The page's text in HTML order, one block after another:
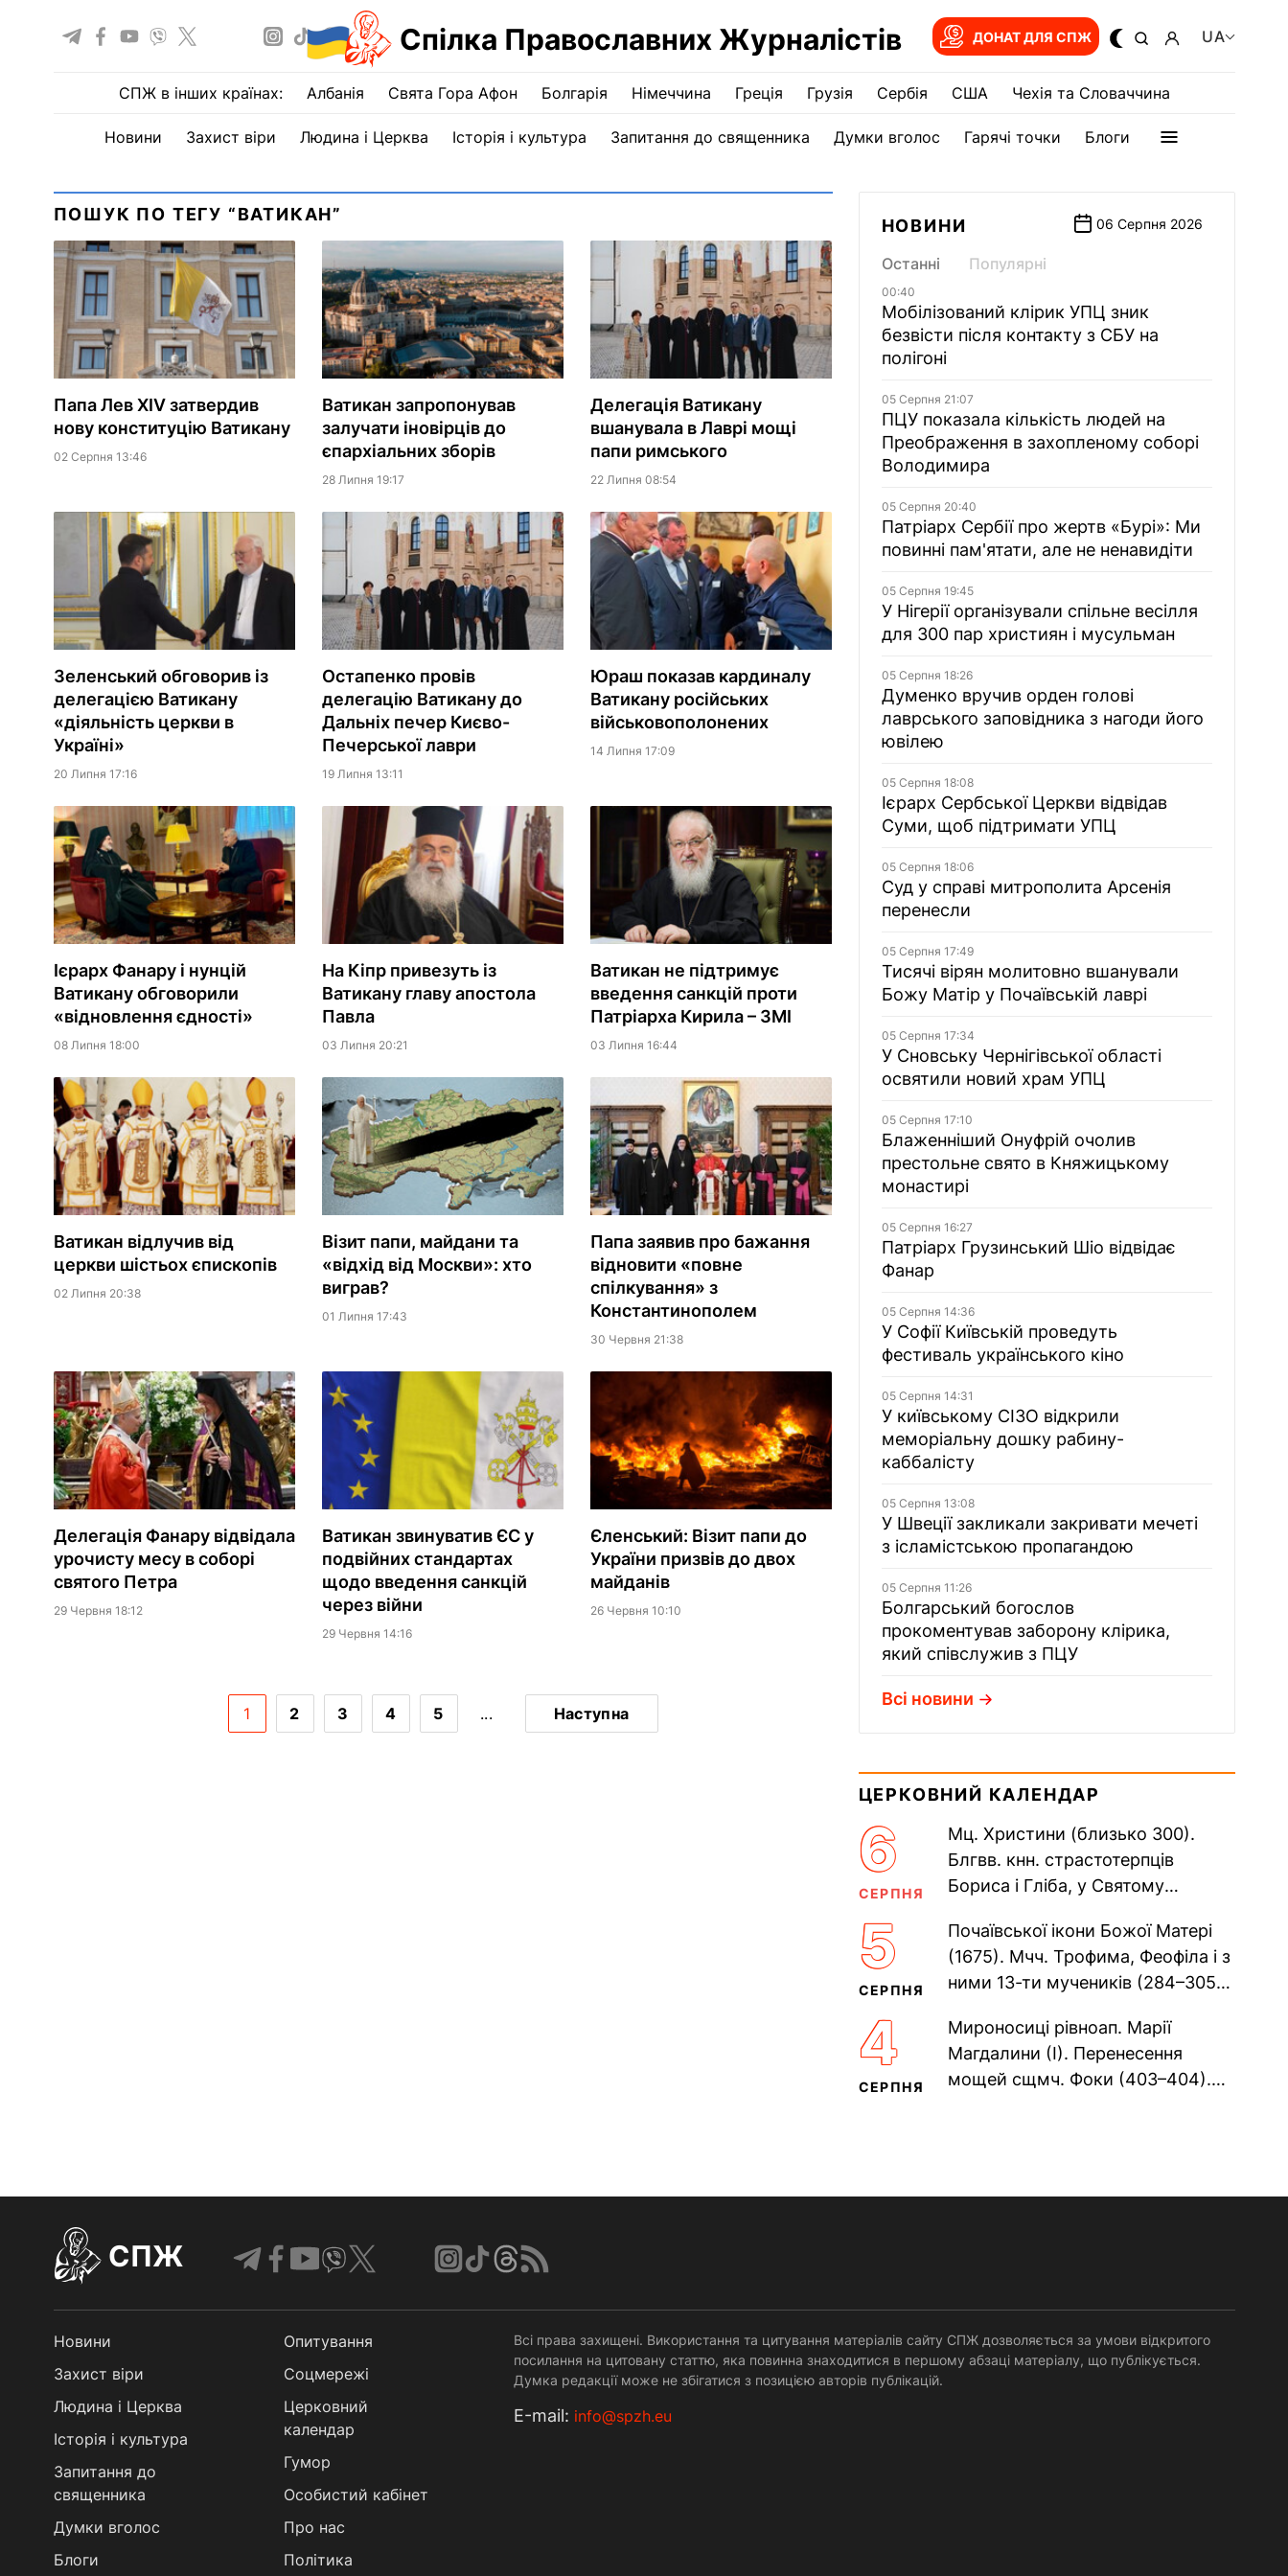
Спілка Православних Журналістів ДОНАТ ДЛЯ СПЖ UA
СПЖ в інших країнах: Албанія Свята Гора Афон Болгарія Німеччина Греція Грузія Сербія США Чехія та Словаччина
Новини Захист віри Людина і Церква Історія і культура Запитання до священника Думки вголос Гарячі точки Блоги
ПОШУК ПО ТЕГУ “ВАТИКАН”
Папа Лев XIV затвердив
нову конституцію Ватикану
02 Серпня 13:46
Ватикан запропонував
залучати іновірців до
єпархіальних зборів
28 Липня 19:17
Делегація Ватикану
вшанувала в Лаврі мощі
папи римського
22 Липня 08:54
Зеленський обговорив із
делегацією Ватикану
«діяльність церкви в
Україні»
20 Липня 17:16
Остапенко провів
делегацію Ватикану до
Дальніх печер Києво-
Печерської лаври
19 Липня 13:11
Юраш показав кардиналу
Ватикану російських
військовополонених
14 Липня 17:09
Ієрарх Фанару і нунцій
Ватикану обговорили
«відновлення єдності»
08 Липня 18:00
На Кіпр привезуть із
Ватикану главу апостола
Павла
03 Липня 20:21
Ватикан не підтримує
введення санкцій проти
Патріарха Кирила – ЗМІ
03 Липня 16:44
Ватикан відлучив від
церкви шістьох єпископів
02 Липня 20:38
Візит папи, майдани та
«відхід від Москви»: хто
виграв?
01 Липня 17:43
Папа заявив про бажання
відновити «повне
спілкування» з
Константинополем
30 Червня 21:38
Делегація Фанару відвідала
урочисту месу в соборі
святого Петра
29 Червня 18:12
Ватикан звинуватив ЄС у
подвійних стандартах
щодо введення санкцій
через війни
29 Червня 14:16
Єленський: Візит папи до
України призвів до двох
майданів
26 Червня 10:10
1 2 3 4 5 ... Наступна
НОВИНИ 06 Серпня 2026
Останні Популярні
00:40
Мобілізований клірик УПЦ зник
безвісти після контакту з СБУ на
полігоні
05 Серпня 21:07
ПЦУ показала кількість людей на
Преображення в захопленому соборі
Володимира
05 Серпня 20:40
Патріарх Сербії про жертв «Бурі»: Ми
повинні пам'ятати, але не ненавидіти
05 Серпня 19:45
У Нігерії організували спільне весілля
для 300 пар християн і мусульман
05 Серпня 18:26
Думенко вручив орден голові
лаврського заповідника з нагоди його
ювілею
05 Серпня 18:08
Ієрарх Сербської Церкви відвідав
Суми, щоб підтримати УПЦ
05 Серпня 18:06
Суд у справі митрополита Арсенія
перенесли
05 Серпня 17:49
Тисячі вірян молитовно вшанували
Божу Матір у Почаївській лаврі
05 Серпня 17:34
У Сновську Чернігівської області
освятили новий храм УПЦ
05 Серпня 17:10
Блаженніший Онуфрій очолив
престольне свято в Княжицькому
монастирі
05 Серпня 16:27
Патріарх Грузинський Шіо відвідає
Фанар
05 Серпня 14:36
У Софії Київській проведуть
фестиваль українського кіно
05 Серпня 14:31
У київському СІЗО відкрили
меморіальну дошку рабину-
каббалісту
05 Серпня 13:08
У Швеції закликали закривати мечеті
з ісламістською пропагандою
05 Серпня 11:26
Болгарський богослов
прокоментував заборону клірика,
який співслужив з ПЦУ
Всі новини
ЦЕРКОВНИЙ КАЛЕНДАР
6
СЕРПНЯ
Мц. Христини (близько 300).
Блгвв. кнн. страстотерпців
Бориса і Гліба, у Святому
Прп. Полікарпа, архімандрита...
5
СЕРПНЯ
Почаївської ікони Божої Матері
(1675). Мчч. Трофима, Феофіла і з
ними 13-ти мучеників (284–305).
Равенійського (близько 75)....
4
СЕРПНЯ
Мироносиці рівноап. Марії
Магдалини (I). Перенесення
мощей сщмч. Фоки (403–404).
СПЖ
Новини
Захист віри
Людина і Церква
Історія і культура
Запитання до
священника
Думки вголос
Блоги
Опитування
Соцмережі
Церковний
календар
Гумор
Особистий кабінет
Про нас
Політика
Всі права захищені. Використання та цитування матеріалів сайту СПЖ дозволяється за умови відкритого
посилання на цитовану статтю, яка повинна знаходитися в першому абзаці матеріалу, що публікується.
Думка редакції може не збігатися з позицією авторів публікацій.
Е-mail: info@spzh.eu